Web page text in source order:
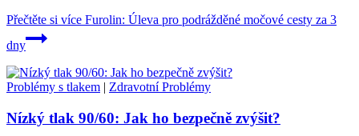
Přečtěte si více Furolin: Úleva pro podrážděné močové cesty za 3
dny
Problémy s tlakem | Zdravotní Problémy
Nízký tlak 90/60: Jak ho bezpečně zvýšit?